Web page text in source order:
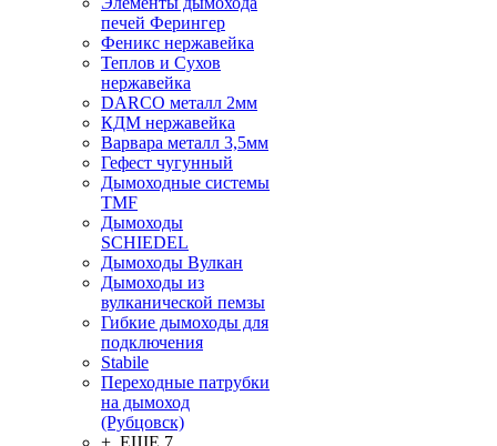
печей Ферингер
Феникс нержавейка
Теплов и Сухов
нержавейка
DARCO металл 2мм
КДМ нержавейка
Варвара металл 3,5мм
Гефест чугунный
Дымоходные системы
TMF
Дымоходы
SCHIEDEL
Дымоходы Вулкан
Дымоходы из
вулканической пемзы
Гибкие дымоходы для
подключения
Stabile
Переходные патрубки
на дымоход
(Рубцовск)
+ ЕЩЕ 7